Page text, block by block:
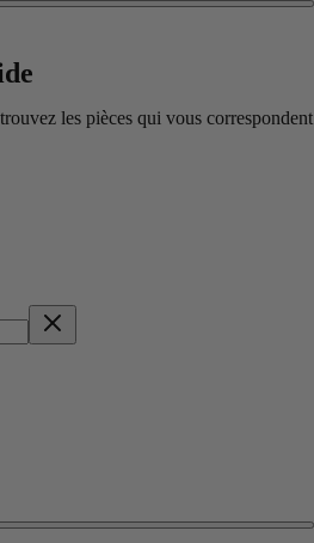
les pièces qui vous correspondent